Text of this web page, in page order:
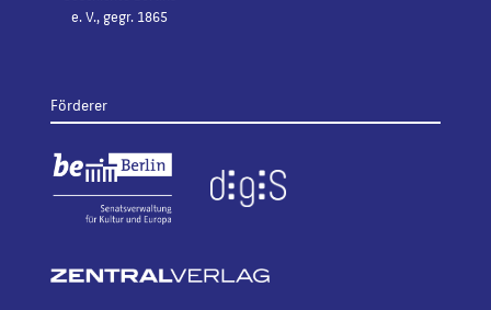
e. V., gegr. 1865
Förderer